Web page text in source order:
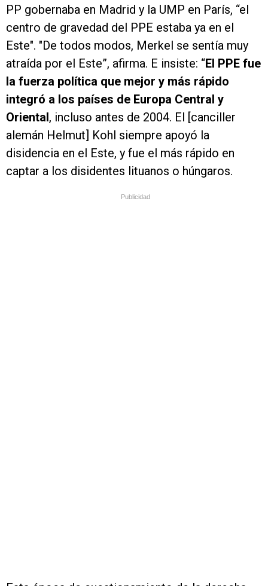
PP gobernaba en Madrid y la UMP en París, “el
centro de gravedad del PPE estaba ya en el
Este". "De todos modos, Merkel se sentía muy
atraída por el Este”, afirma. E insiste: “El PPE fue
la fuerza política que mejor y más rápido
integró a los países de Europa Central y
Oriental, incluso antes de 2004. El [canciller
alemán Helmut] Kohl siempre apoyó la
disidencia en el Este, y fue el más rápido en
captar a los disidentes lituanos o húngaros.
Publicidad